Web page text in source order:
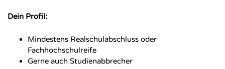
Dein Profil:
Mindestens Realschulabschluss oder
Fachhochschulreife
Gerne auch Studienabbrecher